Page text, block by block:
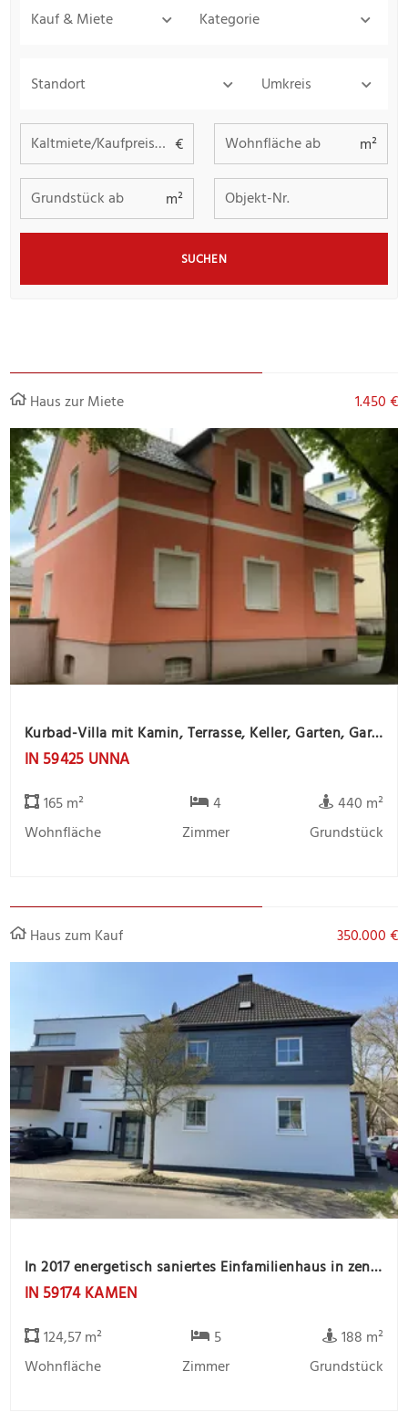
Kauf & Miete Kategorie
Standort Umkreis
Kaltmiete/Kaufpreis bis € Wohnfläche ab m²
Grundstück ab m² Objekt-Nr.
SUCHEN
Haus zur Miete 1.450 €
Kurbad-Villa mit Kamin, Terrasse, Keller, Garten, Garage und Gartenhaus
IN 59425 UNNA
165 m²
Wohnfläche
4
Zimmer
440 m²
Grundstück
Haus zum Kauf 350.000 €
In 2017 energetisch saniertes Einfamilienhaus in zentrale Stadtlage
IN 59174 KAMEN
124,57 m²
Wohnfläche
5
Zimmer
188 m²
Grundstück